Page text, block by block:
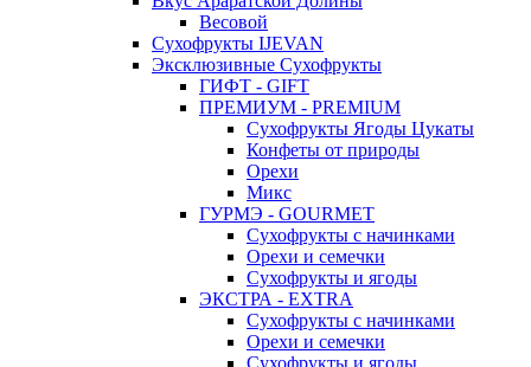
Весовой
Сухофрукты IJEVAN
Эксклюзивные Сухофрукты
ГИФТ - GIFT
ПРЕМИУМ - PREMIUM
Сухофрукты Ягоды Цукаты
Конфеты от природы
Орехи
Микс
ГУРМЭ - GOURMET
Сухофрукты с начинками
Орехи и семечки
Сухофрукты и ягоды
ЭКСТРА - EXTRA
Сухофрукты с начинками
Орехи и семечки
Сухофрукты и ягоды